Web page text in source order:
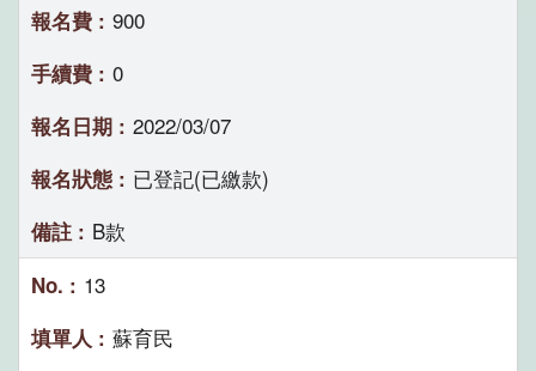
900
0
2022/03/07
已登記(已繳款)
B款
13
蘇育民